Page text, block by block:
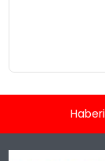
teknoloji